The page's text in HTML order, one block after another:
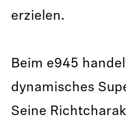
erzielen.
Beim e945
dynamisches
Seine